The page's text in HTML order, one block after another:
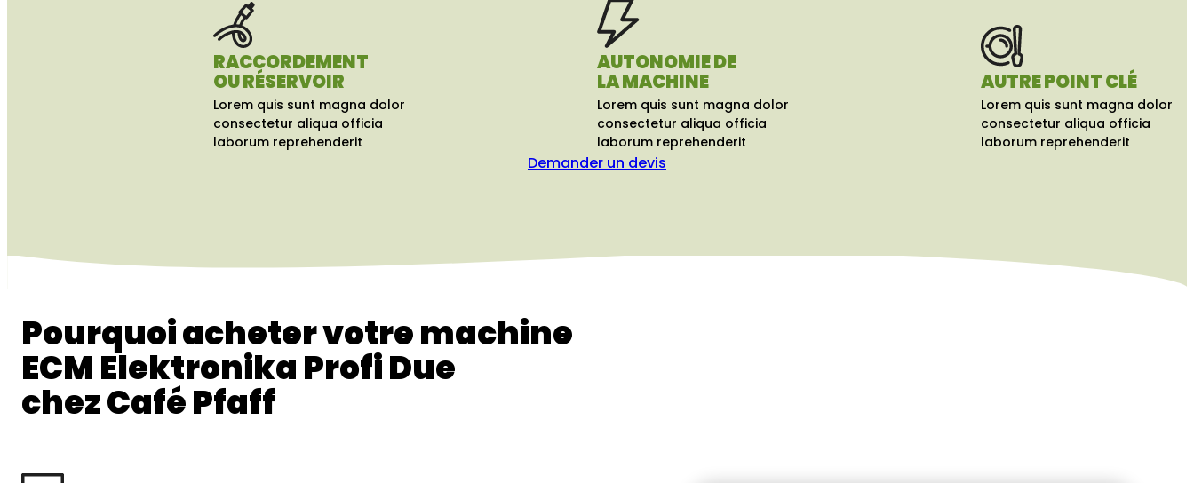
RACCORDEMENT
OU RÉSERVOIR
Lorem quis sunt magna dolor
consectetur aliqua officia
laborum reprehenderit
AUTONOMIE DE
LA MACHINE
Lorem quis sunt magna dolor
consectetur aliqua officia
laborum reprehenderit
AUTRE POINT CLÉ
Lorem quis sunt magna dolor
consectetur aliqua officia
laborum reprehenderit
Demander un devis
Pourquoi acheter votre machine
ECM Elektronika Profi Due
chez Café Pfaff